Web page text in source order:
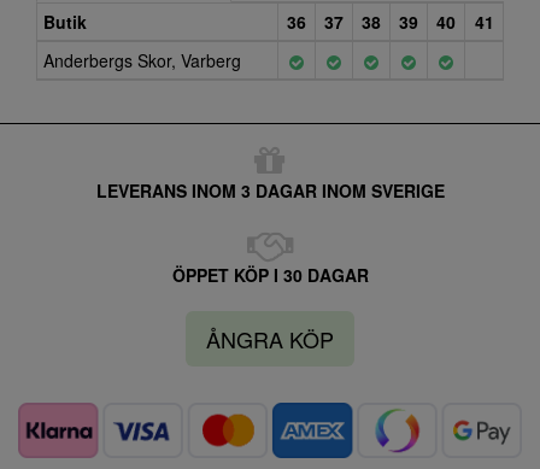
Butik
36 37 38 39 40
41
Anderbergs Skor, Varberg
LEVERANS INOM 3 DAGAR INOM SVERIGE
ÖPPET KÖP I 30 DAGAR
ÅNGRA KÖP